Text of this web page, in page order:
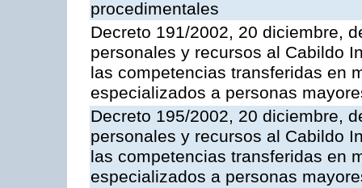
procedimentales
Decreto 191/2002, 20 diciembre,
personales y recursos al Cabildo
las competencias transferidas en
especializados a personas
Decreto 195/2002, 20 diciembre,
personales y recursos al Cabildo
las competencias transferidas en
especializados a personas